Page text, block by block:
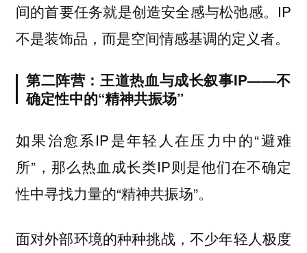
间的首要任务就是创造安全感与松弛感。IP
不是装饰品，而是空间情感基调的定义者。
第二阵营：王道热血与成长叙事IP——不
确定性中的“精神共振场”
如果治愈系IP是年轻人在压力中的“避难
所”，那么热血成长类IP则是他们在不确定
性中寻找力量的“精神共振场”。
面对外部环境的种种挑战，不少年轻人极度